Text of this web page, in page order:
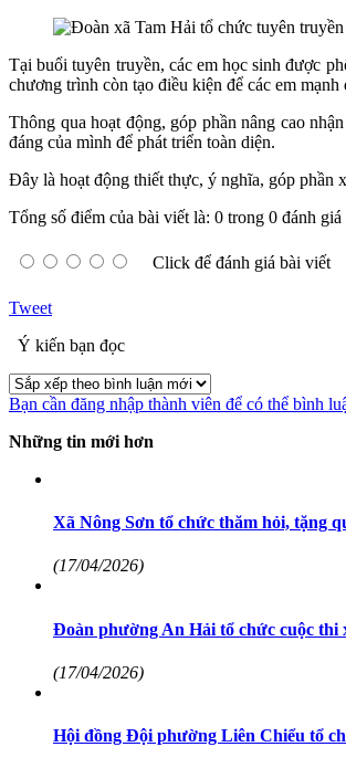
Tại buổi tuyên truyền, các em học sinh được
chương trình còn tạo điều kiện để các em
Thông qua hoạt động, góp phần nâng cao
đáng của mình để phát triển toàn diện.
Đây là hoạt động thiết thực, ý nghĩa, góp phần
Tổng số điểm của bài viết là: 0 trong 0 đánh giá
Click để đánh giá bài viết
Tweet
Ý kiến bạn đọc
Bạn cần đăng nhập thành viên để có thể bình
Những tin mới hơn
Xã Nông Sơn tổ chức thăm hỏi, tặng
(17/04/2026)
Đoàn phường An Hải tổ chức cuộc thi
(17/04/2026)
Hội đồng Đội phường Liên Chiểu tổ